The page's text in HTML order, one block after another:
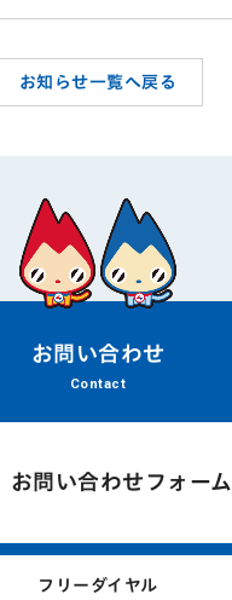
お知らせ一覧へ戻る
お問い合わせ
Contact
お問い合わせフォーム
フリーダイヤル